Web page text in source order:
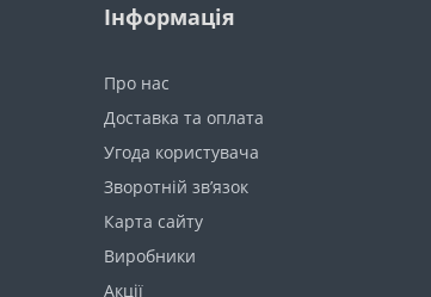
Інформація
Про нас
Доставка та оплата
Угода користувача
Зворотній зв’язок
Карта сайту
Виробники
Акції